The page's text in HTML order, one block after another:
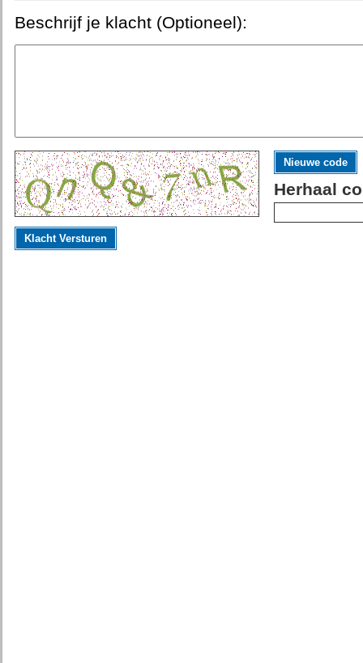
Beschrijf je klacht (Optioneel):
Nieuwe code
Herhaal
Klacht Versturen